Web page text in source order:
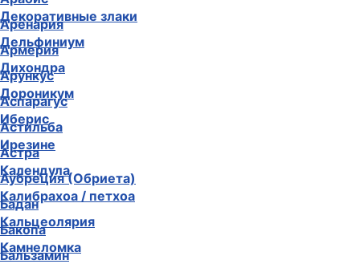
Аренария
Армерия
Арункус
Аспарагус
Астильба
Астра
Аубреция (Обриета)
Бадан
Бакопа
Бальзамин
Декоративные злаки
Дельфиниум
Дихондра
Дороникум
Иберис
Ирезине
Календула
Калибрахоа / петхоа
Кальцеолярия
Камнеломка